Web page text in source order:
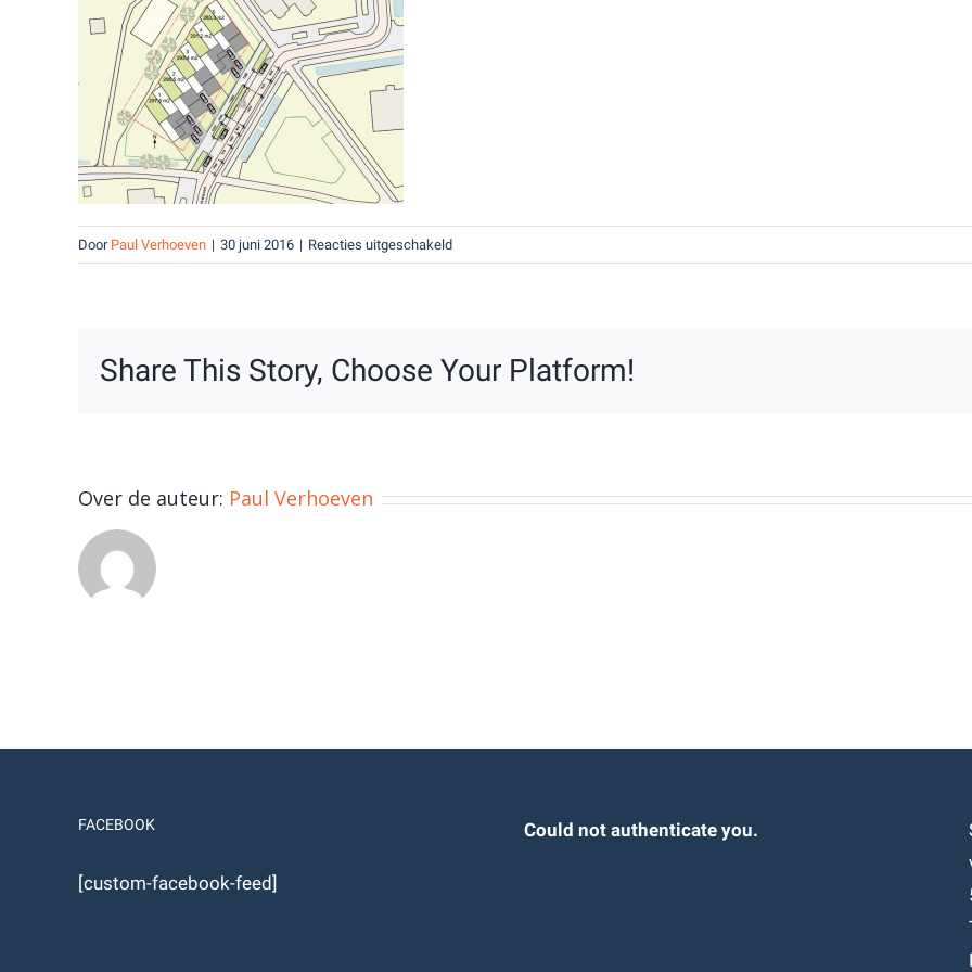
Door Paul Verhoeven | 30 juni 2016 | Reacties uitgeschakeldvoor
Situatietekening
Share This Story, Choose Your Platform!
Over de auteur: Paul Verhoeven
FACEBOOK
[custom-facebook-feed]
Could not authenticate you.